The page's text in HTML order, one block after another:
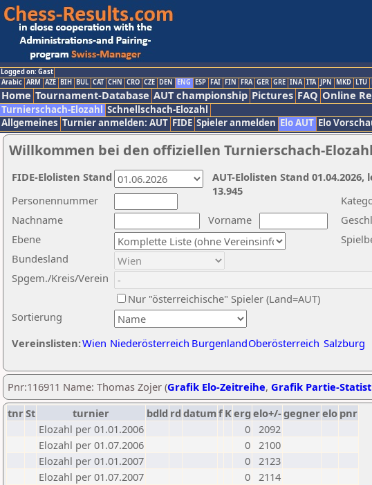
Logged on: Gast
Arabic ARM AZE BIH BUL CAT CHN CRO CZE DEN ENG ESP FAI FIN FRA GER GRE INA ITA JPN MKD LTU
Home Tournament-Database AUT championship Pictures FAQ Online
Turnierschach-Elozahl Schnellschach-Elozahl
Allgemeines Turnier anmelden: AUT FIDE Spieler anmelden Elo AUT Elo
Willkommen bei den offiziellen Turnierschach-
Nachname
Vorname
Ebene
Sortierung
Personennummer
Bundesland
Spgem./Kreis/Verein
Nur "österreichische" Spieler (Land=AUT)
Vereinslisten:Wien Niederösterreich BurgenlandOberösterreich Salzburg
AUT-Elolisten Stand
13.945
FIDE-Elolisten Stand
Pnr:116911 Name: Thomas Zojer (Grafik Elo-Zeitreihe, Grafik Partie-
tnrSt turnier bdld rd datumf Kerg elo+/-gegnerelo pnr
Elozahl per 01.01.2006
0 2092
Elozahl per 01.07.2006
0 2100
Elozahl per 01.01.2007
0 2123
Elozahl per 01.07.2007
0 2114